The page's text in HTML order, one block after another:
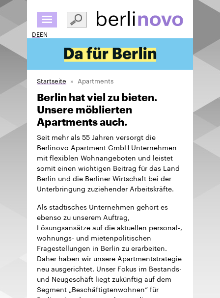
zum
Inhalt
DEEN
Startseite Apartments
Berlin hat viel zu bieten.
Unsere möblierten
Apartments auch.
Seit mehr als 55 Jahren versorgt die
Berlinovo Apartment GmbH Unternehmen
mit flexiblen Wohnangeboten und leistet
somit einen wichtigen Beitrag für das Land
Berlin und die Berliner Wirtschaft bei der
Unterbringung zuziehender Arbeitskräfte.
Als städtisches Unternehmen gehört es
ebenso zu unserem Auftrag,
Lösungsansätze auf die aktuellen personal-,
wohnungs- und mietenpolitischen
Fragestellungen in Berlin zu erarbeiten.
Daher haben wir unsere Apartmentstrategie
neu ausgerichtet. Unser Fokus im Bestands-
und Neugeschäft liegt zukünftig auf dem
Segment „Beschäftigtenwohnen“ für